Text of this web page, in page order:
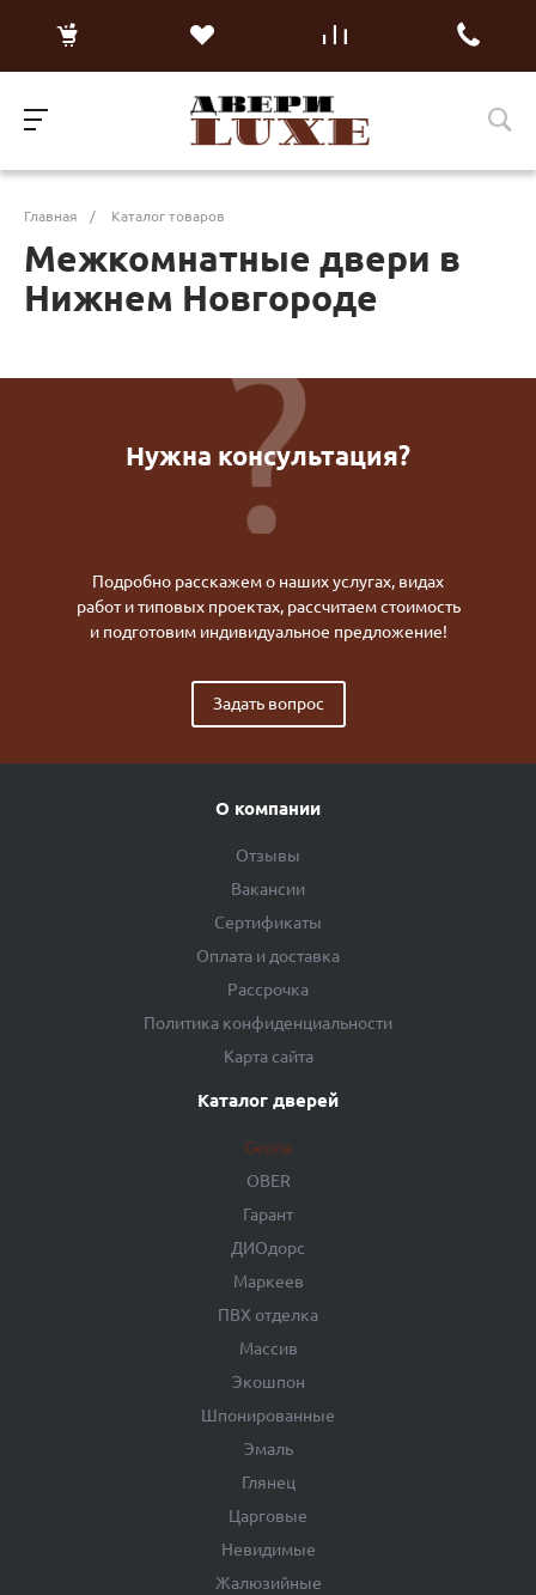
Главная / Каталог товаров
Межкомнатные двери в
Нижнем Новгороде
Нужна консультация?
Подробно расскажем о наших услугах, видах
работ и типовых проектах, рассчитаем стоимость
и подготовим индивидуальное предложение!
Задать вопрос
О компании
Отзывы
Вакансии
Сертификаты
Оплата и доставка
Рассрочка
Политика конфиденциальности
Карта сайта
Каталог дверей
Geona
OBER
Гарант
ДИОдорс
Маркеев
ПВХ отделка
Массив
Экошпон
Шпонированные
Эмаль
Глянец
Царговые
Невидимые
Жалюзийные